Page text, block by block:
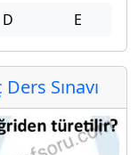
D E
Sınavı